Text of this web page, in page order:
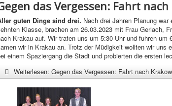
das Vergessen: Fahrt
guten Dinge sind drei. Nach drei Jahren Planung
Klasse, brachen am 26.03.2023 mit Frau Gerlach,
Krakau auf. Wir trafen uns um 5:30 Uhr und fuhren
wir in Krakau an. Trotz der Müdigkeit wollten wir
einem Spaziergang die Stadt und probierten die ersten
Weiterlesen: Gegen das Vergessen: Fahrt nach Krakow